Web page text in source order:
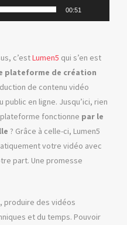
00:51
c’estLumen5 qui s’en est
plateforme de création
de contenu vidéo
public en ligne. Jusqu’ici, rien
plateforme fonctionne par le
? Grâce à celle-ci, Lumen5
votre vidéo avec
part. Une promesse
produire des vidéos
et du temps. Pouvoir